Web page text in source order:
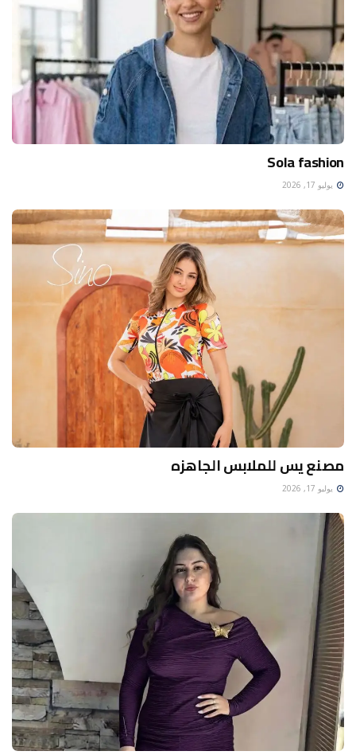
Sola fashion
يوليو 17, 2026
مصنع يس للملابس الجاهزه
يوليو 17, 2026